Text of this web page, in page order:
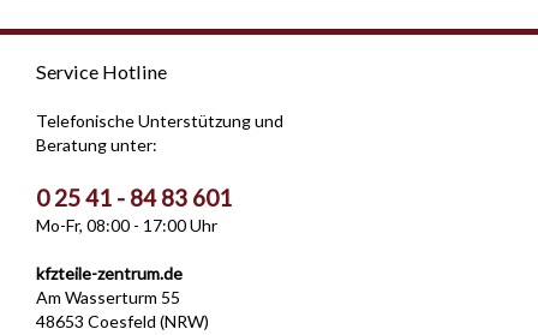
Service Hotline
Telefonische Unterstützung und
Beratung unter:
0 25 41 - 84 83 601
Mo-Fr, 08:00 - 17:00 Uhr
kfzteile-zentrum.de
Am Wasserturm 55
48653 Coesfeld (NRW)